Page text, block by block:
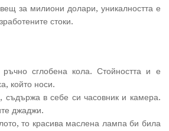
за милиони долари, уникалността е
стоки.
сглобена кола. Стойността и е
който носи.
съдържа в себе си часовник и камера.
джаджи.
то красива маслена лампа би била